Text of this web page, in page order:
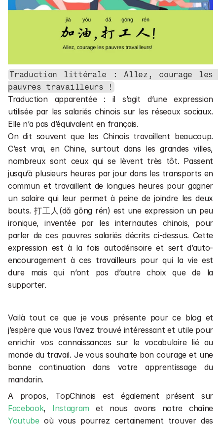
Traduction littérale : Allez, courage les
pauvres travailleurs !
Traduction apparentée : il s’agit d’une expression
utilisée par les salariés chinois sur les réseaux sociaux.
Elle n’a pas d’équivalent en français.
On dit souvent que les Chinois travaillent beaucoup.
C’est vrai, en Chine, surtout dans les grandes villes,
nombreux sont ceux qui se lèvent très tôt. Passent
jusqu’à plusieurs heures par jour dans les transports en
commun et travaillent de longues heures pour gagner
un salaire qui leur permet à peine de joindre les deux
bouts. 打工人(dǎ gōng rén) est une expression un peu
ironique, inventée par les internautes chinois, pour
parler de ces pauvres salariés décrits ci-dessus. Cette
expression est à la fois autodérisoire et sert d’auto-
encouragement à ces travailleurs pour qui la vie est
dure mais qui n’ont pas d’autre choix que de la
supporter.
Voilà tout ce que je vous présente pour ce blog et
j’espère que vous l’avez trouvé intéressant et utile pour
enrichir vos connaissances sur le vocabulaire lié au
monde du travail. Je vous souhaite bon courage et une
bonne continuation dans votre apprentissage du
mandarin.
Facebook, Instagram et nous avons notre chaîne
Youtube où vous pourrez certainement trouver des